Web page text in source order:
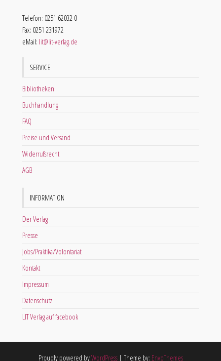
Telefon: 0251 62032 0
Fax: 0251 231972
eMail: lit@lit-verlag.de
SERVICE
Bibliotheken
Buchhandlung
FAQ
Preise und Versand
Widerrufsrecht
AGB
INFORMATION
Der Verlag
Presse
Jobs/Praktika/Volontariat
Kontakt
Impressum
Datenschutz
LIT Verlag auf facebook
Proudly powered byWordPress | Theme by: EnvoThemes